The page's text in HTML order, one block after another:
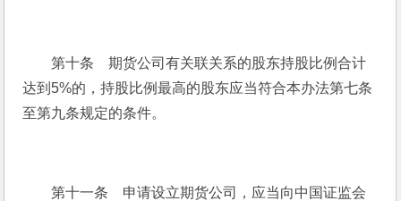
第十条　期货公司有关联关系的股东持股比例合计
达到5%的，持股比例最高的股东应当符合本办法第七条
至第九条规定的条件。
第十一条　申请设立期货公司，应当向中国证监会